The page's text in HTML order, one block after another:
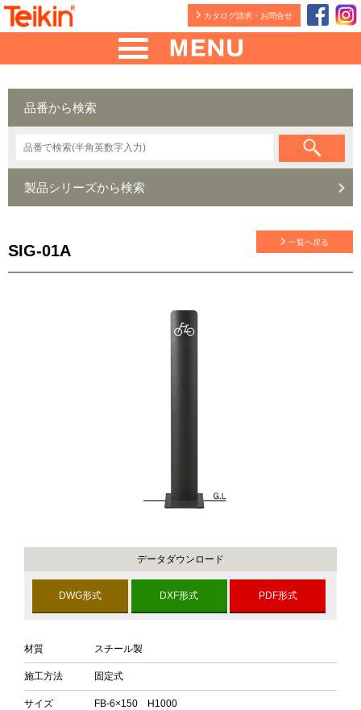
カタログ請求・お問合せ
品番から検索
製品シリーズから検索
SIG-01A 一覧へ戻る
データダウンロード
DWG形式 DXF形式 PDF形式
材質 スチール製
施工方法 固定式
サイズ FB-6×150 H1000